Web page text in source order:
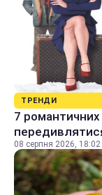
ТРЕНДИ
7 романтичних
08 серпня 2026, 18:02